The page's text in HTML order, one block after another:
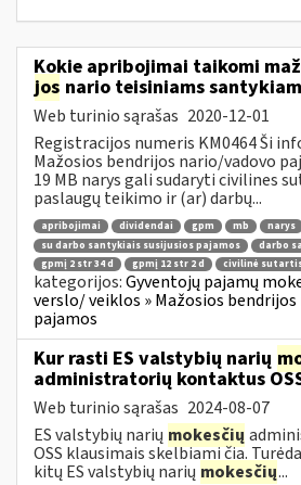
Kokie apribojimai taikomi
jos nario teisiniams
Web turinio sąrašas 2020-12-01
Registracijos numeris KM0464 Ši
Mažosios bendrijos nario/vadovo
19 MB narys gali sudaryti civilines
paslaugų teikimo ir (ar) darbų...
apribojimai dividendai gpm mb narys
su darbo santykiais susijusios pajamos
darbo
gpmį 2 str 34 d
gpmį 12 str 2 d civilinė
kategorijos:Gyventojų pajamų
verslo/ veiklos » Mažosios
pajamos
Kur rasti ES valstybių narių
administratorių kontaktus
Web turinio sąrašas 2024-08-07
ES valstybių narių mokesčių
OSS klausimais skelbiami čia.
kitų ES valstybių narių mokesčių...